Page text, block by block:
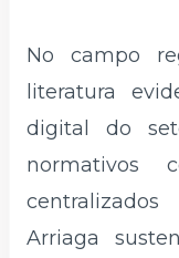
No campo
literatura
digital do
normativos
Arriaga